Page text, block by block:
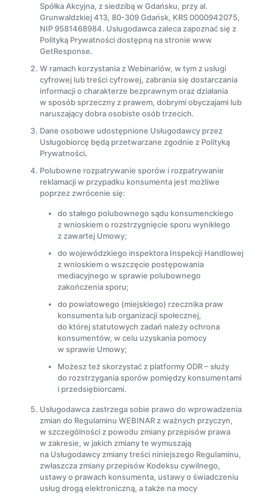
Spółka Akcyjna, z siedzibą w Gdańsku, przy al.
Grunwaldzkiej 413, 80-309 Gdańsk, KRS 0000942075,
NIP 9581468984. Usługodawca zaleca zapoznać się z
Polityką Prywatności dostępną na stronie www
GetResponse.
W ramach korzystania z Webinariów, w tym z usługi
cyfrowej lub treści cyfrowej, zabrania się dostarczania
informacji o charakterze bezprawnym oraz działania
w sposób sprzeczny z prawem, dobrymi obyczajami lub
naruszający dobra osobiste osób trzecich.
Dane osobowe udostępnione Usługodawcy przez
Usługobiorcę będą przetwarzane zgodnie z Polityką
Prywatności.
Polubowne rozpatrywanie sporów i rozpatrywanie
reklamacji w przypadku konsumenta jest możliwe
poprzez zwrócenie się:
do stałego polubownego sądu konsumenckiego
z wnioskiem o rozstrzygnięcie sporu wynikłego
z zawartej Umowy;
do wojewódzkiego inspektora Inspekcji Handlowej
z wnioskiem o wszczęcie postępowania
mediacyjnego w sprawie polubownego
zakończenia sporu;
do powiatowego (miejskiego) rzecznika praw
konsumenta lub organizacji społecznej,
do której statutowych zadań należy ochrona
konsumentów, w celu uzyskania pomocy
w sprawie Umowy;
Możesz też skorzystać z platformy ODR – służy
do rozstrzygania sporów pomiędzy konsumentami
i przedsiębiorcami.
Usługodawca zastrzega sobie prawo do wprowadzenia
zmian do Regulaminu WEBINAR z ważnych przyczyn,
w szczególności z powodu zmiany przepisów prawa
w zakresie, w jakich zmiany te wymuszają
na Usługodawcy zmiany treści niniejszego Regulaminu,
zwłaszcza zmiany przepisów Kodeksu cywilnego,
ustawy o prawach konsumenta, ustawy o świadczeniu
usług drogą elektroniczną, a także na mocy